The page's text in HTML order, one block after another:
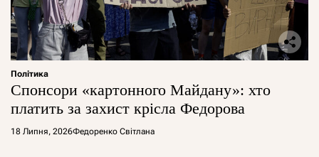
Політика
Спонсори «картонного Майдану»: хто
платить за захист крісла Федорова
18 Липня, 2026Федоренко Світлана